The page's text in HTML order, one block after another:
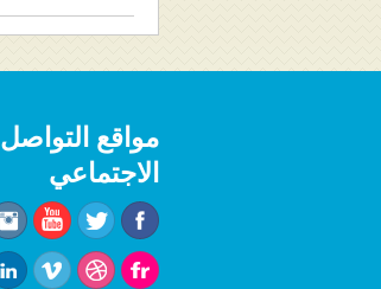
مواقع التواصل
الاجتماعي